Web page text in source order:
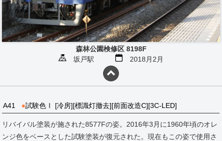
森林公園検修区 8198F
坂戸駅
2018月2月
A41 ●試験色Ⅰ [冷房][標識灯撤去][前面改造C][3C-LED]
リバイバル塗装が施された8577Fの姿。2016年3月に1960年頃のオレ
ンジ色をベースとした試験塗装が復元された。現在もこの姿で使用さ